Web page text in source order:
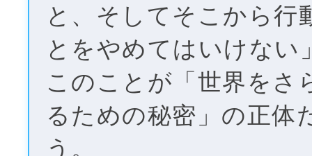
と、そしてそこから行
とをやめてはいけない
このことが「世界をさ
るための秘密」の正体
う。